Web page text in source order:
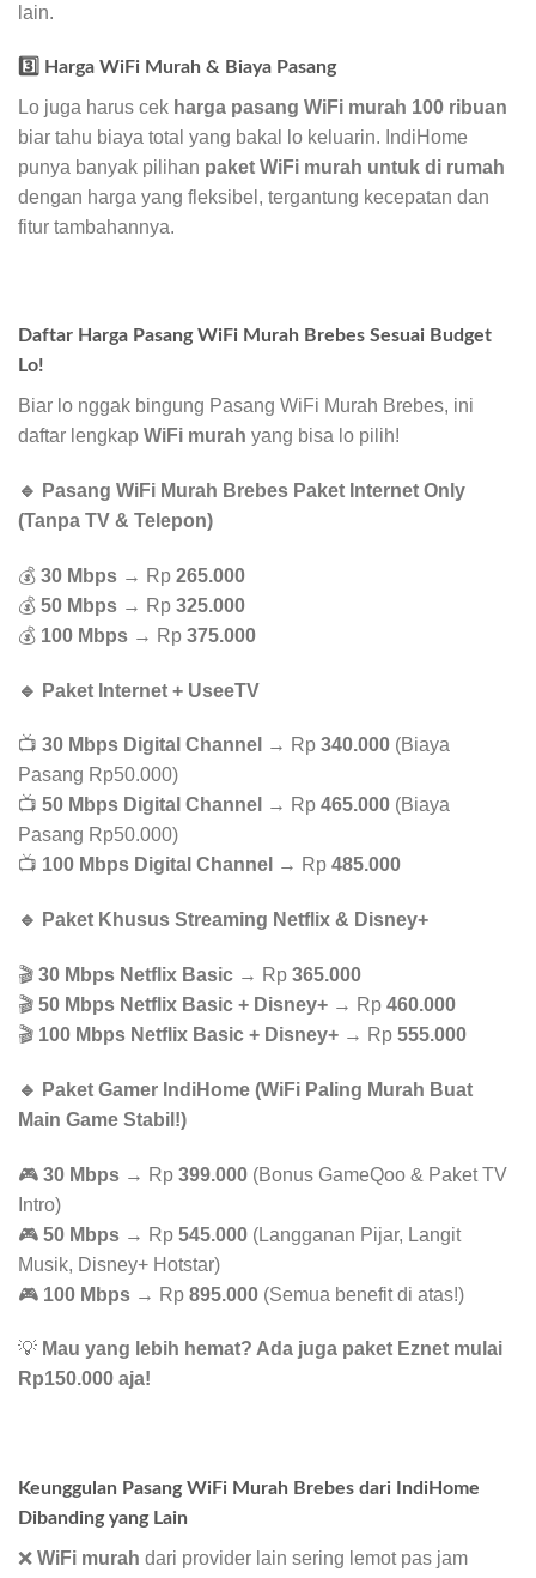
lain.
3️⃣ Harga WiFi Murah & Biaya Pasang
Lo juga harus cek harga pasang WiFi murah 100 ribuan
biar tahu biaya total yang bakal lo keluarin. IndiHome
punya banyak pilihan paket WiFi murah untuk di rumah
dengan harga yang fleksibel, tergantung kecepatan dan
fitur tambahannya.
Daftar Harga Pasang WiFi Murah Brebes Sesuai Budget
Lo!
Biar lo nggak bingung Pasang WiFi Murah Brebes, ini
daftar lengkap WiFi murah yang bisa lo pilih!
🔹 Pasang WiFi Murah Brebes Paket Internet Only
(Tanpa TV & Telepon)
💰 30 Mbps → Rp 265.000
💰 50 Mbps → Rp 325.000
💰 100 Mbps → Rp 375.000
🔹 Paket Internet + UseeTV
📺 30 Mbps Digital Channel → Rp 340.000 (Biaya
Pasang Rp50.000)
📺 50 Mbps Digital Channel → Rp 465.000 (Biaya
Pasang Rp50.000)
📺 100 Mbps Digital Channel → Rp 485.000
🔹 Paket Khusus Streaming Netflix & Disney+
🎬 30 Mbps Netflix Basic → Rp 365.000
🎬 50 Mbps Netflix Basic + Disney+ → Rp 460.000
🎬 100 Mbps Netflix Basic + Disney+ → Rp 555.000
🔹 Paket Gamer IndiHome (WiFi Paling Murah Buat
Main Game Stabil!)
🎮 30 Mbps → Rp 399.000 (Bonus GameQoo & Paket TV
Intro)
🎮 50 Mbps → Rp 545.000 (Langganan Pijar, Langit
Musik, Disney+ Hotstar)
🎮 100 Mbps → Rp 895.000 (Semua benefit di atas!)
💡 Mau yang lebih hemat? Ada juga paket Eznet mulai
Rp150.000 aja!
Keunggulan Pasang WiFi Murah Brebes dari IndiHome
Dibanding yang Lain
❌ WiFi murah dari provider lain sering lemot pas jam